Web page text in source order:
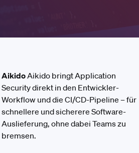
AikidoAikido bringt Application
Security direkt in den Entwickler-
Workflow und die CI/CD-Pipeline – für
schnellere und sicherere Software-
Auslieferung, ohne dabei Teams zu
bremsen.